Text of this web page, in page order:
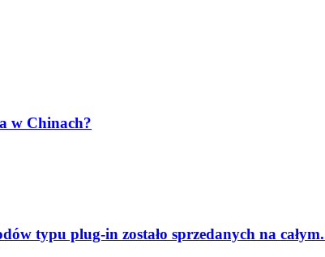
w Chinach?
typu plug-in zostało sprzedanych na